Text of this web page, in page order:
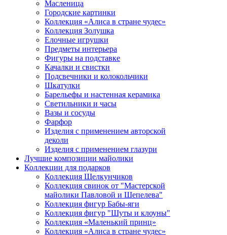
Масленица
Городские картинки
Коллекция «Алиса в стране чудес»
Коллекция Золушка
Елочные игрушки
Предметы интерьера
Фигуры на подставке
Качалки и свистки
Подсвечники и колокольчики
Шкатулки
Барельефы и настенная керамика
Светильники и часы
Вазы и сосуды
Фарфор
Изделия с применением авторской
деколи
Изделия с применением глазури
Лучшие композиции майолики
Коллекции для подарков
Коллекция Щелкунчиков
Коллекция свинок от "Мастерской
майолики Павловой и Шепелева"
Коллекция фигур Бабы-яги
Коллекция фигур "Шуты и клоуны"
Коллекция «Маленький принц»
Коллекция «Алиса в стране чудес»